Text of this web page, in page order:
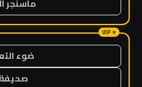
ماسنجر
ضوء